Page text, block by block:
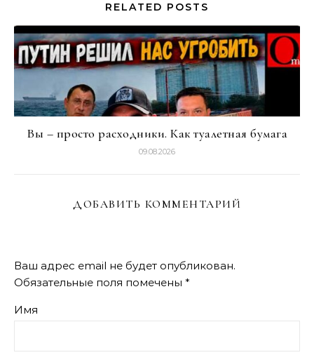
RELATED POSTS
Вы – просто расходники. Как туалетная бумага
09.08.2026
ДОБАВИТЬ КОММЕНТАРИЙ
Ваш адрес email не будет опубликован.
Обязательные поля помечены *
Имя